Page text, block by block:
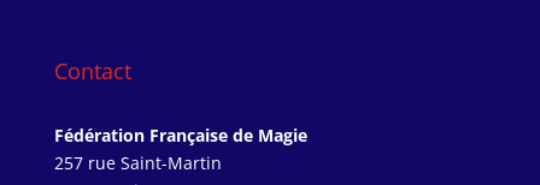
Contact
Fédération Française de Magie
257 rue Saint-Martin